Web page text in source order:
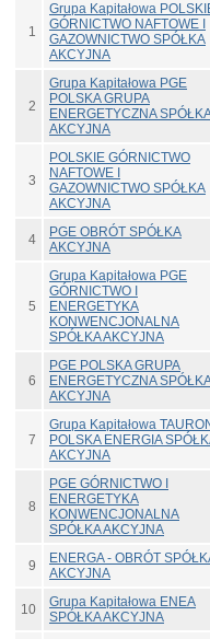
1
Grupa Kapitałowa
GÓRNICTWO NAFTOWE I
GAZOWNICTWO SPÓŁKA
AKCYJNA
2
Grupa Kapitałowa PGE
POLSKA GRUPA
ENERGETYCZNA
AKCYJNA
3
POLSKIE GÓRNICTWO
NAFTOWE I
GAZOWNICTWO SPÓŁKA
AKCYJNA
4
PGE OBRÓT SPÓŁKA
AKCYJNA
5
Grupa Kapitałowa PGE
GÓRNICTWO I
ENERGETYKA
KONWENCJONALNA
SPÓŁKA AKCYJNA
6
PGE POLSKA GRUPA
ENERGETYCZNA
AKCYJNA
7
Grupa Kapitałowa
POLSKA ENERGIA
AKCYJNA
8
PGE GÓRNICTWO I
ENERGETYKA
KONWENCJONALNA
SPÓŁKA AKCYJNA
9
ENERGA - OBRÓT
AKCYJNA
10
Grupa Kapitałowa ENEA
SPÓŁKA AKCYJNA